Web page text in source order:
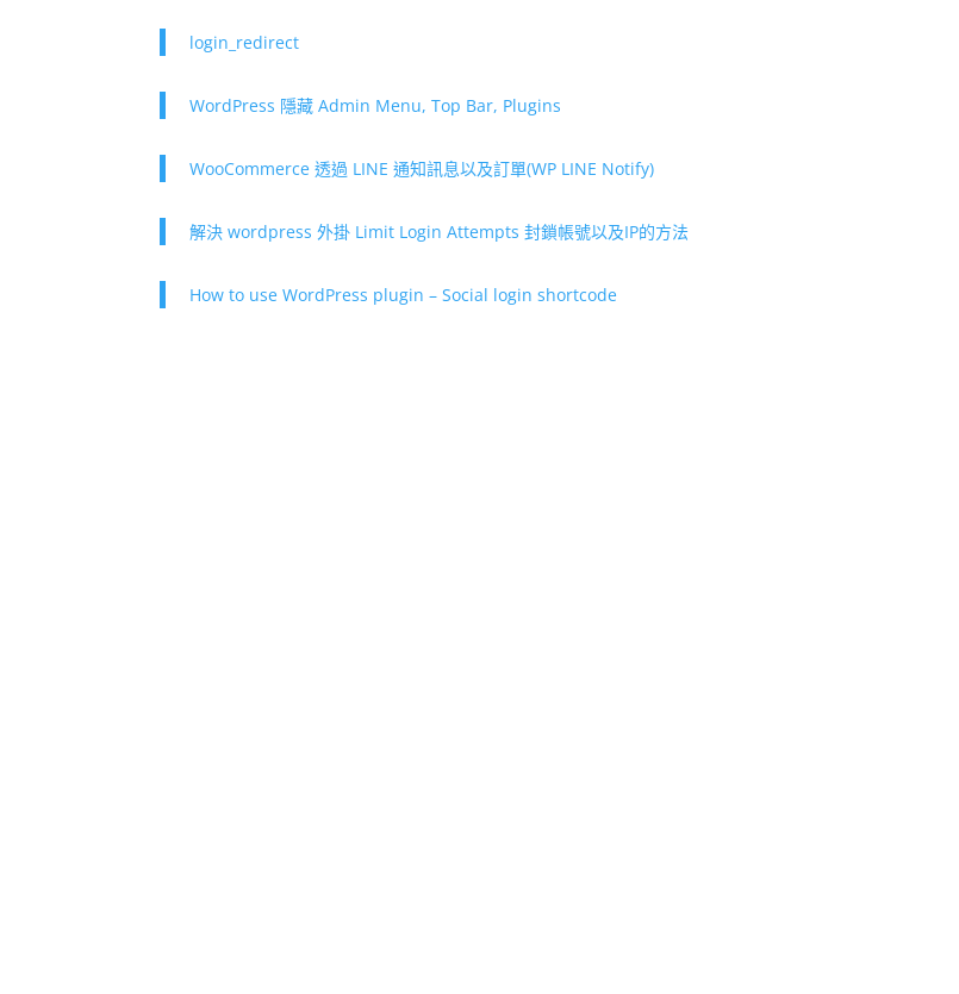
login_redirect
WordPress 隱藏 Admin Menu, Top Bar, Plugins
WooCommerce 透過 LINE 通知訊息以及訂單(WP LINE Notify)
解決 wordpress 外掛 Limit Login Attempts 封鎖帳號以及IP的方法
How to use WordPress plugin – Social login shortcode